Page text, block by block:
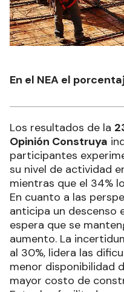
En el NEA el
Los resultados de la
Opinión Construya
participantes
su nivel de actividad
mientras que el 34%
En cuanto a las
anticipa un descenso
espera que se
aumento. La
al 30%, lidera las
menor disponibilidad
mayor costo de